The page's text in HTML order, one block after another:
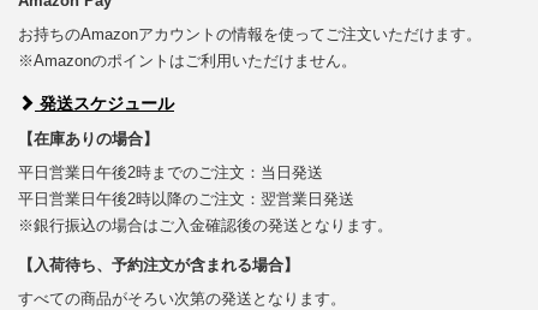
お持ちのAmazonアカウントの情報を使ってご注文いただけます。
※Amazonのポイントはご利用いただけません。
発送スケジュール
【在庫ありの場合】
平日営業日午後2時までのご注文：当日発送
平日営業日午後2時以降のご注文：翌営業日発送
※銀行振込の場合はご入金確認後の発送となります。
【入荷待ち、予約注文が含まれる場合】
すべての商品がそろい次第の発送となります。